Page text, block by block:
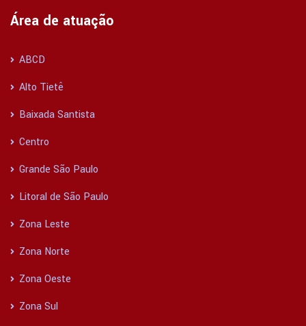
Área de atuação
ABCD
Alto Tietê
Baixada Santista
Centro
Grande São Paulo
Litoral de São Paulo
Zona Leste
Zona Norte
Zona Oeste
Zona Sul